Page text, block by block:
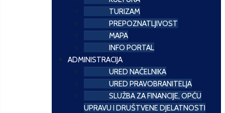
TURIZAM
PREPOZNATLJIVOST
MAPA
INFO PORTAL
ADMINISTRACIJA
URED NAČELNIKA
URED PRAVOBRANITELJA
SLUŽBA ZA FINANCIJE, OPĆU
UPRAVU I DRUŠTVENE DJELATNOSTI